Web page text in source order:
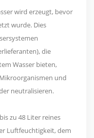
wird erzeugt, bevor
wurde. Dies
die
Wasser bieten,
und
neutralisieren.
zu 48 Liter reines
Luftfeuchtigkeit, dem